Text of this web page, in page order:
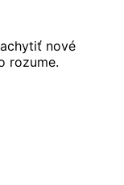
nové
rozume.